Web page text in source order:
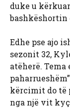
duke u
bashkëshortin
Edhe pse ajo
sezonit 32,
atëherë. Tema
kërcimit do të
nga një vit